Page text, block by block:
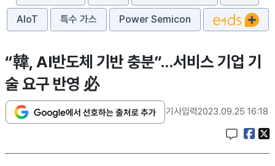
AIoT 특수 가스 Power Semicon
“韓, AI반도체 기반 충분”…서비스 기업 기
술 요구 반영 必
기사입력2023.09.25 16:18